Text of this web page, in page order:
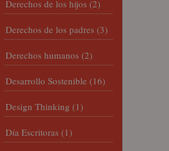
Derechos de los hijos (2)
Derechos de los padres (3)
Derechos humanos (2)
Desarrollo Sostenible (16)
Design Thinking (1)
Día Escritoras (1)